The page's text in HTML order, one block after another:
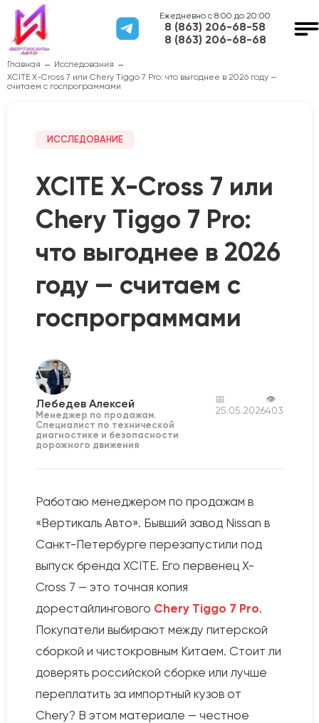
Ежедневно с 8:00 до 20:00
8 (863) 206-68-58
8 (863) 206-68-68
Главная
Исследования
XCITE X-Cross 7 или Chery Tiggo 7 Pro: что выгоднее в 2026 году —
считаем с госпрограммами
ИССЛЕДОВАНИЕ
XCITE X-Cross 7 или
Chery Tiggo 7 Pro:
что выгоднее в 2026
году — считаем с
госпрограммами
Лебедев Алексей
Менеджер по продажам.
Специалист по технической
диагностике и безопасности
дорожного движения
📅
25.05.2026
👁
403
Работаю менеджером по продажам в
«Вертикаль Авто». Бывший завод Nissan в
Санкт-Петербурге перезапустили под
выпуск бренда XCITE. Его первенец X-
Cross 7 — это точная копия
дорестайлингового Chery Tiggo 7 Pro.
Покупатели выбирают между питерской
сборкой и чистокровным Китаем. Стоит ли
доверять российской сборке или лучше
переплатить за импортный кузов от
Chery? В этом материале — честное